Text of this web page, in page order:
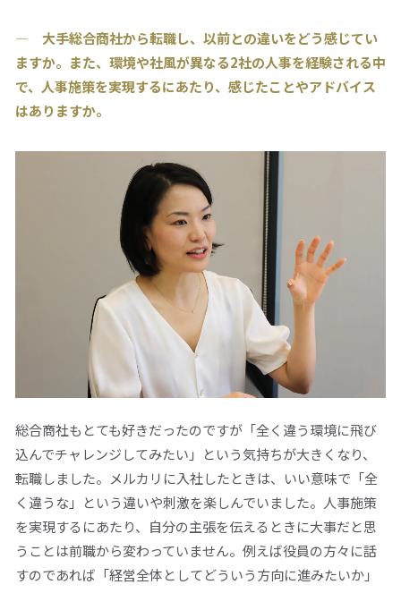
― 大手総合商社から転職し、以前との違いをどう感じてい
ますか。また、環境や社風が異なる2社の人事を経験される中
で、人事施策を実現するにあたり、感じたことやアドバイス
はありますか。
総合商社もとても好きだったのですが「全く違う環境に飛び
込んでチャレンジしてみたい」という気持ちが大きくなり、
転職しました。メルカリに入社したときは、いい意味で「全
く違うな」という違いや刺激を楽しんでいました。人事施策
を実現するにあたり、自分の主張を伝えるときに大事だと思
うことは前職から変わっていません。例えば役員の方々に話
すのであれば「経営全体としてどういう方向に進みたいか」